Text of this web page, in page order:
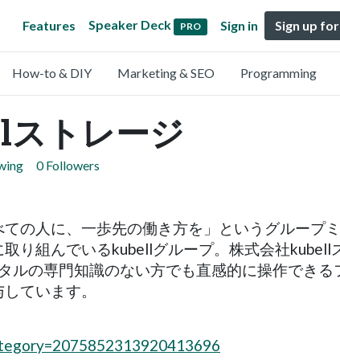
Features Speaker Deck PRO Sign in Sign up
How-to & DIY Marketing & SEO Programming
トレージ
0 Followers
ての人に、一歩先の働き方を」というグループ
り組んでいるkubellグループ。株式会社
ルの専門知識のない方でも直感的に操作でき
ています。